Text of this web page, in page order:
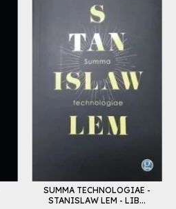
SUMMA TECHNOLOGIAE -
STANISLAW LEM - LIB...